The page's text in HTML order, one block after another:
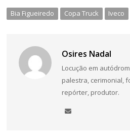
Bia Figueiredo Copa Truck Iveco
Osires Nadal
Locução em
palestra, cerimonial,
repórter, produtor.